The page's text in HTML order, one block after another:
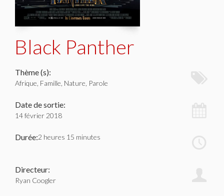
Black Panther
Thème (s):
Afrique, Famille, Nature, Parole
Date de sortie:
14 février 2018
Durée:2 heures 15 minutes
Directeur:
Ryan Coogler